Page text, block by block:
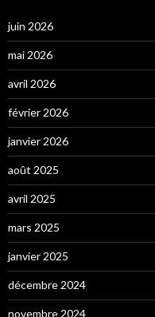
juin 2026
mai 2026
avril 2026
février 2026
janvier 2026
août 2025
avril 2025
mars 2025
janvier 2025
décembre 2024
novembre 2024